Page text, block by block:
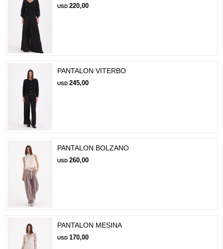
USD 220,00
PANTALON VITERBO
USD 245,00
PANTALON BOLZANO
USD 260,00
PANTALON MESINA
USD 170,00